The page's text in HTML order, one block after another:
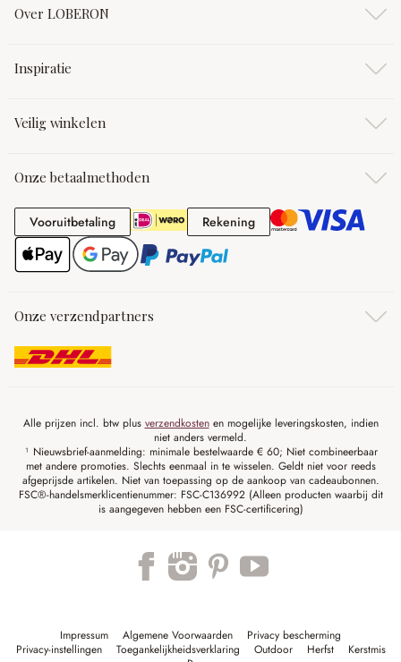
Over LOBERON
Inspiratie
Veilig winkelen
Onze betaalmethoden
VooruitbetalingVooruitbetaling RekeningRekening
Onze verzendpartners
Alle prijzen incl. btw plus verzendkostenen mogelijke leveringskosten, indien
niet anders vermeld.
¹ Nieuwsbrief-aanmelding: minimale bestelwaarde € 60; Niet combineerbaar
met andere promoties. Slechts eenmaal in te wisselen. Geldt niet voor reeds
afgeprijsde artikelen. Niet van toepassing op de aankoop van cadeaubonnen.
FSC®-handelsmerklicentienummer: FSC-C136992 (Alleen producten waarbij dit
is aangegeven hebben een FSC-certificering)
Impressum Algemene Voorwaarden
Privacy bescherming
Privacy-instellingen
Toegankelijkheidsverklaring Outdoor Herfst
Kerstmis